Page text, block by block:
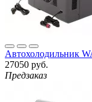
Автохолодильник
27050 руб.
Предзаказ